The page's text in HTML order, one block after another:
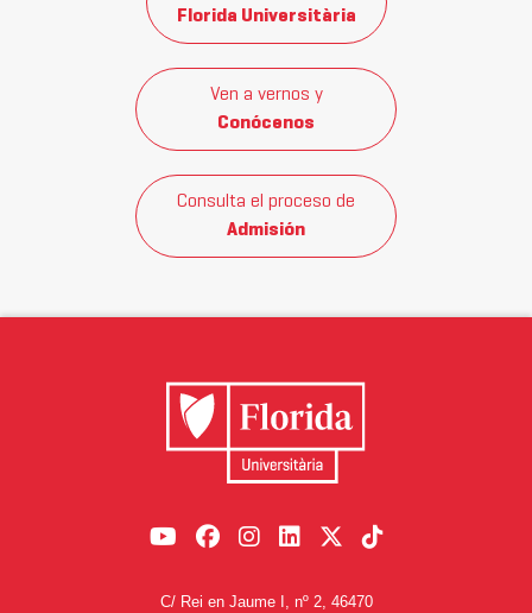
Florida Universitària
Ven a vernos y
Conócenos
Consulta el proceso de
Admisión
C/ Rei en Jaume I, nº 2, 46470